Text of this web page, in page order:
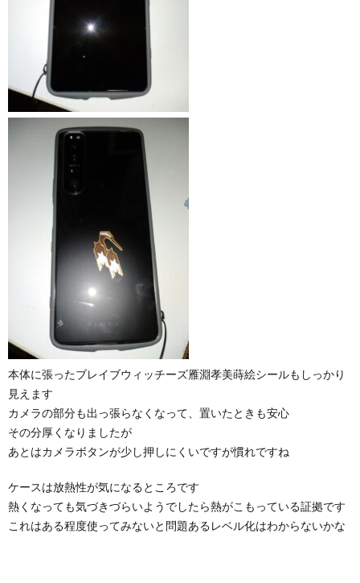
本体に張ったブレイブウィッチーズ雁淵孝美蒔絵シールもしっかり
見えます
カメラの部分も出っ張らなくなって、置いたときも安心
その分厚くなりましたが
あとはカメラボタンが少し押しにくいですが慣れですね
ケースは放熱性が気になるところです
熱くなっても気づきづらいようでしたら熱がこもっている証拠です
これはある程度使ってみないと問題あるレベル化はわからないかな